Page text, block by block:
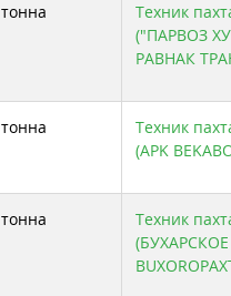
тонна
Техник
("ПАРВОЗ
РАВНАК
тонна
Техник
(APK
тонна
Техник